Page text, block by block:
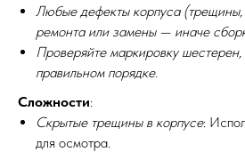
Любые дефекты корпуса (трещины,
ремонта или замены — иначе
Проверяйте маркировку шестерен,
правильном порядке.
Сложности:
Скрытые трещины в корпусе:
для осмотра.